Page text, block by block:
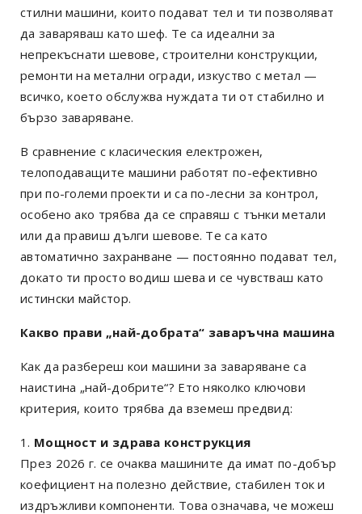
стилни машини, които подават тел и ти позволяват
да заваряваш като шеф. Те са идеални за
непрекъснати шевове, строителни конструкции,
ремонти на метални огради, изкуство с метал —
всичко, което обслужва нуждата ти от стабилно и
бързо заваряване.
В сравнение с класическия електрожен,
телоподаващите машини работят по-ефективно
при по-големи проекти и са по-лесни за контрол,
особено ако трябва да се справяш с тънки метали
или да правиш дълги шевове. Те са като
автоматично захранване — постоянно подават тел,
докато ти просто водиш шева и се чувстваш като
истински майстор.
Какво прави „най-добрата“ заваръчна машина
Как да разбереш кои машини за заваряване са
наистина „най-добрите“? Ето няколко ключови
критерия, които трябва да вземеш предвид:
Мощност и здрава конструкция
През 2026 г. се очаква машините да имат по-добър
коефициент на полезно действие, стабилен ток и
издръжливи компоненти. Това означава, че можеш